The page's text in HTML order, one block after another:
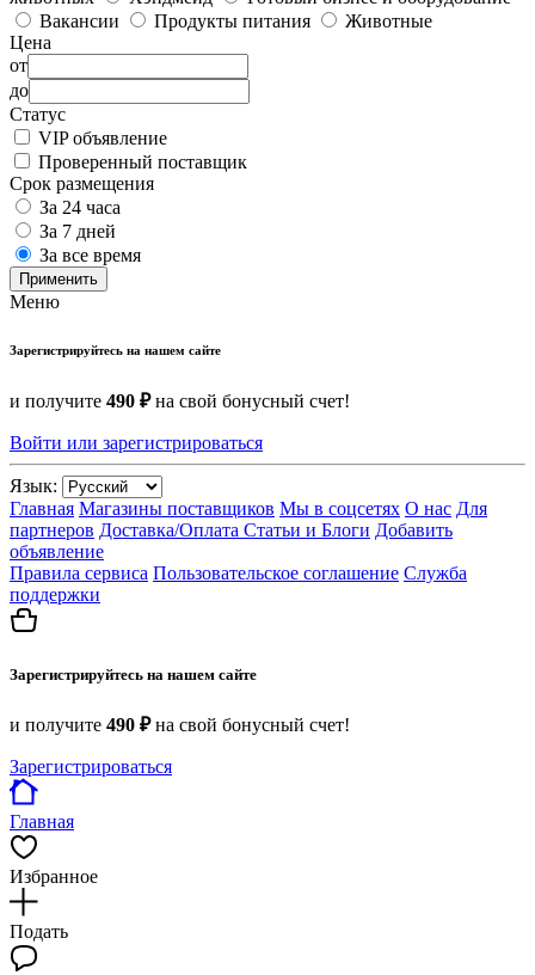
Вакансии
Продукты питания
Животные
Цена
от
до
Статус
VIP объявление
Проверенный поставщик
Срок размещения
За 24 часа
За 7 дней
За все время
Применить
Меню
Зарегистрируйтесь на нашем сайте
и получите 490 ₽на свой бонусный счет!
Войти или зарегистрироваться
Язык:
Главная Магазины поставщиков Мы в соцсетях О нас Для
партнеров Доставка/Оплата Статьи и Блоги Добавить
объявление
Правила сервиса Пользовательское соглашение Служба
поддержки
Зарегистрируйтесь на нашем сайте
и получите 490 ₽на свой бонусный счет!
Зарегистрироваться
Главная
Избранное
Подать